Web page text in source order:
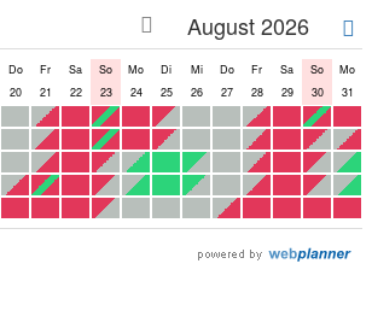
August 2026
Do Fr Sa So Mo Di Mi Do Fr Sa So
Mo
20 21 22 23 24 25 26 27 28 29 30 31